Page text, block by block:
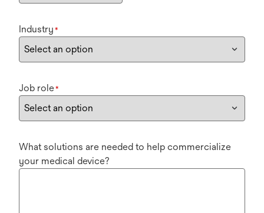
Industry *
Job role*
What solutions are needed to help commercialize
your medical device?